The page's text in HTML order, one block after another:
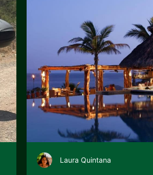
Laura Quintana